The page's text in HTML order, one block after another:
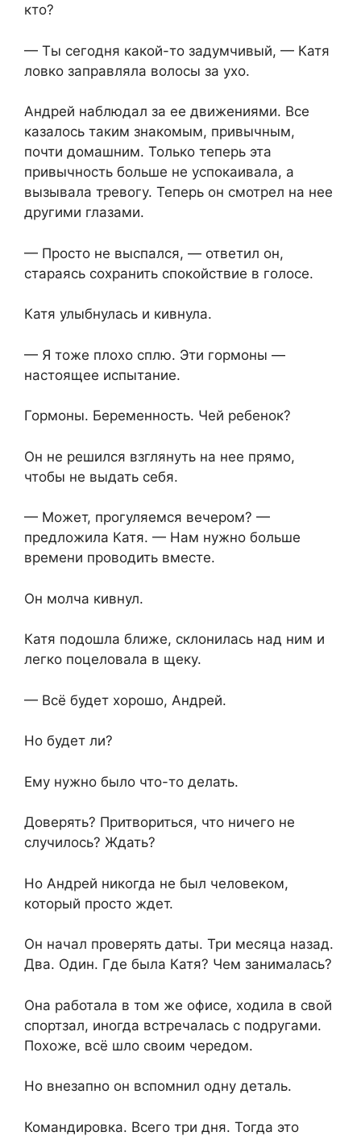
кто?
— Ты сегодня какой-то задумчивый, — Катя
ловко заправляла волосы за ухо.
Андрей наблюдал за ее движениями. Все
казалось таким знакомым, привычным,
почти домашним. Только теперь эта
привычность больше не успокаивала, а
вызывала тревогу. Теперь он смотрел на нее
другими глазами.
— Просто не выспался, — ответил он,
стараясь сохранить спокойствие в голосе.
Катя улыбнулась и кивнула.
— Я тоже плохо сплю. Эти гормоны —
настоящее испытание.
Гормоны. Беременность. Чей ребенок?
Он не решился взглянуть на нее прямо,
чтобы не выдать себя.
— Может, прогуляемся вечером? —
предложила Катя. — Нам нужно больше
времени проводить вместе.
Он молча кивнул.
Катя подошла ближе, склонилась над ним и
легко поцеловала в щеку.
— Всё будет хорошо, Андрей.
Но будет ли?
Ему нужно было что-то делать.
Доверять? Притвориться, что ничего не
случилось? Ждать?
Но Андрей никогда не был человеком,
который просто ждет.
Он начал проверять даты. Три месяца назад.
Два. Один. Где была Катя? Чем занималась?
Она работала в том же офисе, ходила в свой
спортзал, иногда встречалась с подругами.
Похоже, всё шло своим чередом.
Но внезапно он вспомнил одну деталь.
Командировка. Всего три дня. Тогда это